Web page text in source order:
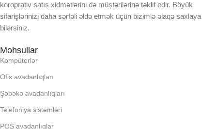
DAXILI YADDA
KORPUSUN RNGI:
LCD
DAXILI YADDA
koroprativ satış xidmətlərini də müştərilərinə təklif edir. Böyük
sifarişlərinizi daha sərfəli əldə etmək üçün bizimlə əlaqə saxlaya
bilərsiniz.
Məhsullar
Kompüterlər
Ofis avadanlıqları
Şəbəkə avadanlıqları
Telefoniya sistemləri
POS avadanlıqlar